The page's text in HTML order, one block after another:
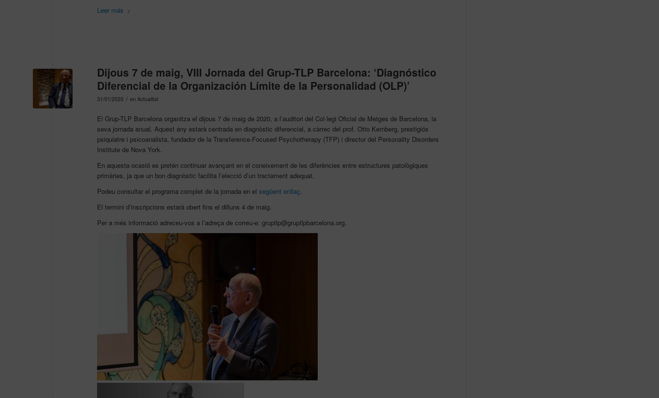
Leer más
Dijous 7 de maig, VIII Jornada del Grup-TLP Barcelona: ‘Diagnóstico
Diferencial de la Organización Límite de la Personalidad (OLP)’
31/01/2020 / en Actualitat
El Grup-TLP Barcelona organitza el dijous 7 de maig de 2020, a l’auditori del Col·legi Oficial de Metges de Barcelona, la
seva jornada anual. Aquest any estarà centrada en diagnòstic diferencial, a càrrec del prof. Otto Kernberg, prestigiós
psiquiatre i psicoanalista, fundador de la Transference-Focused Psychotherapy (TFP) i director del Personality Disorders
Institute de Nova York.
En aquesta ocasió es pretén continuar avançant en el coneixement de les diferències entre estructures patològiques
primàries, ja que un bon diagnòstic facilita l’elecció d’un tractament adequat.
Podeu consultar el programa complet de la jornada en el següent enllaç
El termini d’inscripcions estarà obert fins el dilluns 4 de maig.
Per a més informació adreceu-vos a l’adreça de correu-e: gruptlp@gruptlpbarcelona.org.